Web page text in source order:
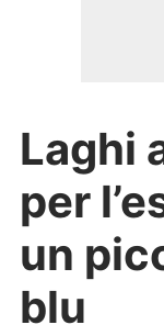
Laghi
per
un
blu